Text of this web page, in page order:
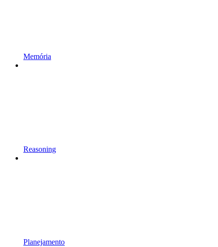
Memória
Reasoning
Planejamento